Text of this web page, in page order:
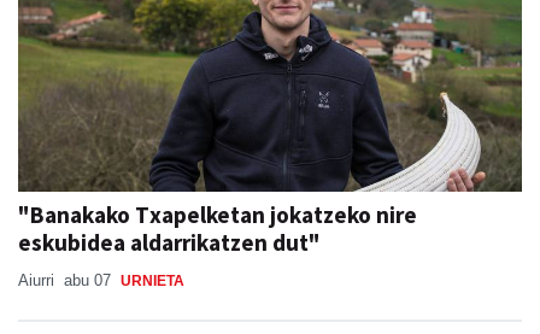
"Banakako Txapelketan jokatzeko nire
eskubidea aldarrikatzen dut"
Aiurri abu 07 URNIETA